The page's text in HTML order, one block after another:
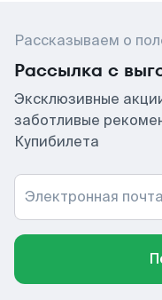
Рассказываем о
Рассылка с
Эксклюзивные
заботливые
Купибилета
Электронная почта